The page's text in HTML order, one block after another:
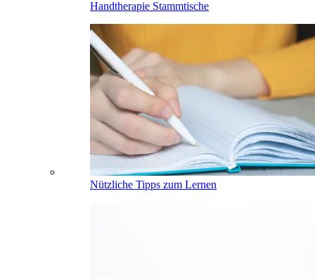
Handtherapie Stammtische
Nützliche Tipps zum Lernen